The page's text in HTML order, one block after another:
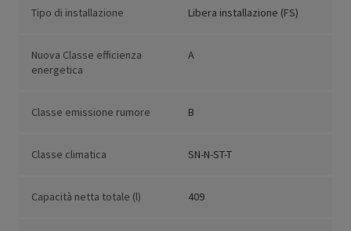
Tipo di installazione Libera installazione (FS)
Nuova Classe efficienza
energetica
A
Classe emissione rumore B
Classe climatica SN-N-ST-T
Capacità netta totale (l) 409